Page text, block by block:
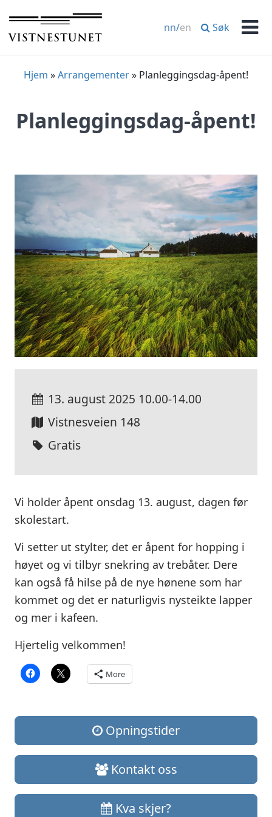
til
innhold
nn/en Søk
Hjem »Arrangementer» Planleggingsdag-åpent!
Planleggingsdag-åpent!
13. august 2025 10.00-14.00
Vistnesveien 148
Gratis
Vi holder åpent onsdag 13. august, dagen før
skolestart.
Vi setter ut stylter, det er åpent for hopping i
høyet og vi tilbyr snekring av trebåter. Dere
kan også få hilse på de nye hønene som har
kommet og det er naturligvis nysteikte lapper
og mer i kafeen.
Hjertelig velkommen!
More
Opningstider
Kontakt oss
Kva skjer?